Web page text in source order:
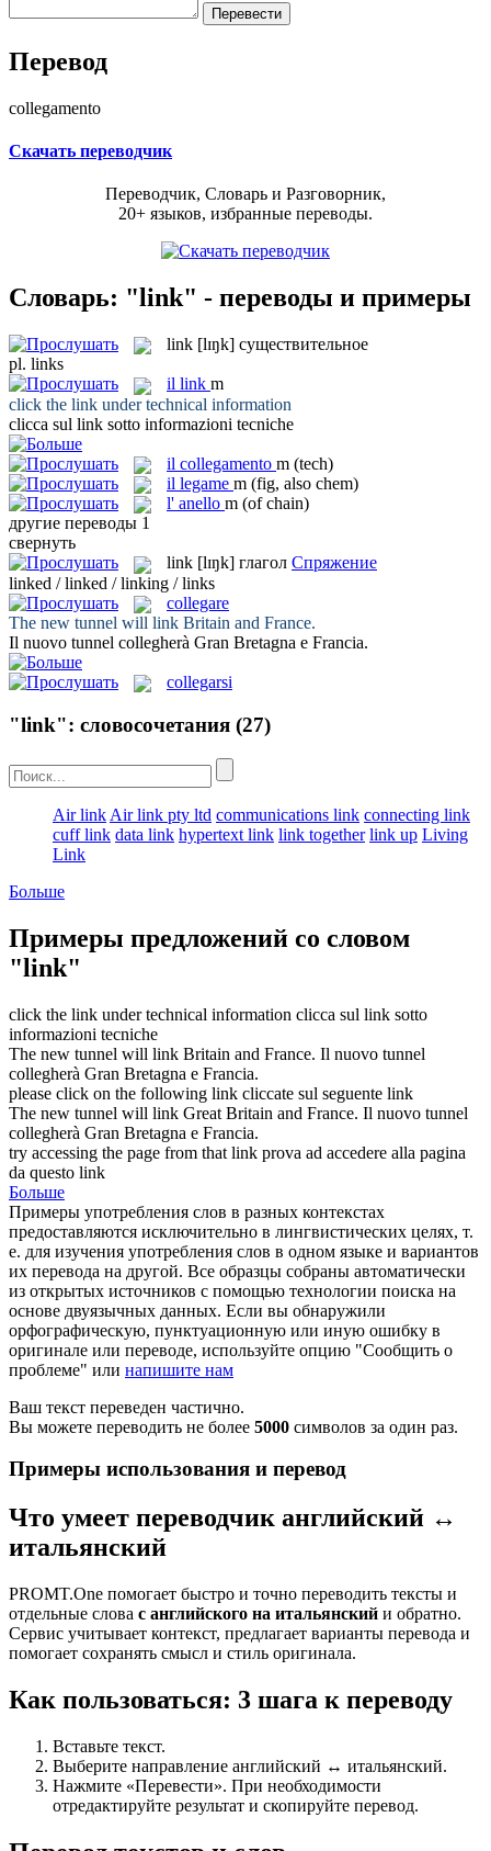
Перевод
collegamento
Скачать переводчик
Переводчик, Словарь и Разговорник,
20+ языков, избранные переводы.
Словарь: "link" - переводы и примеры
link [lɪŋk] существительное
pl. links
il link m
click the link under technical information
clicca sul link sotto informazioni tecniche
il collegamento m (tech)
il legame m (fig, also chem)
l' anello m (of chain)
другие переводы 1
свернуть
link [lɪŋk] глагол Спряжение
linked / linked / linking / links
collegare
The new tunnel will link Britain and France.
Il nuovo tunnel collegherà Gran Bretagna e Francia.
collegarsi
"link": словосочетания (27)
Air link Air link pty ltd communications link connecting link
cuff link data link hypertext link link together link up Living
Link
Больше
Примеры предложений со словом
"link"
click the link under technical information clicca sul link sotto
informazioni tecniche
The new tunnel will link Britain and France. Il nuovo tunnel
collegherà Gran Bretagna e Francia.
please click on the following link cliccate sul seguente link
The new tunnel will link Great Britain and France. Il nuovo tunnel
collegherà Gran Bretagna e Francia.
try accessing the page from that link prova ad accedere alla pagina
da questo link
Больше
Примеры употребления слов в разных контекстах
предоставляются исключительно в лингвистических целях, т.
е. для изучения употребления слов в одном языке и вариантов
их перевода на другой. Все образцы собраны автоматически
из открытых источников с помощью технологии поиска на
основе двуязычных данных. Если вы обнаружили
орфографическую, пунктуационную или иную ошибку в
оригинале или переводе, используйте опцию "Сообщить о
проблеме" или напишите нам
Ваш текст переведен частично.
Вы можете переводить не более 5000 символов за один раз.
Примеры использования и перевод
Что умеет переводчик английский ↔
итальянский
PROMT.One помогает быстро и точно переводить тексты и
отдельные слова с английского на итальянский и обратно.
Сервис учитывает контекст, предлагает варианты перевода и
помогает сохранять смысл и стиль оригинала.
Как пользоваться: 3 шага к переводу
Вставьте текст.
Выберите направление английский ↔ итальянский.
Нажмите «Перевести». При необходимости
отредактируйте результат и скопируйте перевод.